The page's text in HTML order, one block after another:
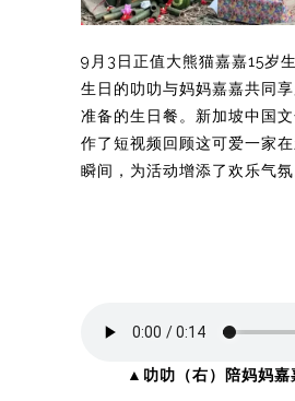
9月3日正值大熊猫嘉嘉15岁
生日的叻叻与妈妈嘉嘉共同
准备的生日餐。新加坡中国
作了短视频回顾这可爱一家
瞬间，为活动增添了欢乐气氛
▲叻叻（右）陪妈妈嘉